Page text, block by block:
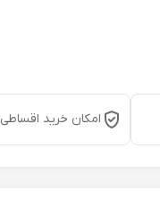
امکان خرید اقساطی